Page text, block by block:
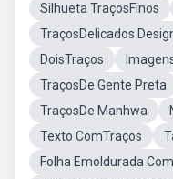
Silhueta TraçosFinos
TraçosDelicados
DoisTraços
TraçosDe Gente Preta
TraçosDe Manhwa
Texto ComTraços
Folha Emoldurada